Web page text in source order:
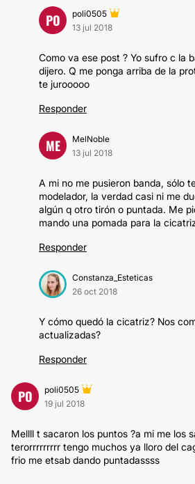
PO
poli0505
13 jul 2018
Como va ese post ? Yo sufro c la
dijero. Q me ponga arriba de la
te jurooooo
Responder
ME
MelNoble
13 jul 2018
A mi no me pusieron banda, sólo
modelador, la verdad casi ni me
algún q otro tirón o puntada. Me
mando una pomada para la
Responder
Constanza_Esteticas
26 oct 2018
Y cómo quedó la cicatriz? Nos
actualizadas?
Responder
PO
poli0505
19 jul 2018
Mellll t sacaron los puntos ?a mi me los
terorrrrrrrrr tengo muchos ya lloro del
frio me etsab dando puntadassss